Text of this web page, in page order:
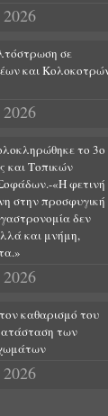
σε
και
το 3ο
και Τοπικών
«Η φετινή
στην προσφυγική
γαστρονομία δεν
και μνήμη,
καθαρισμό του
των